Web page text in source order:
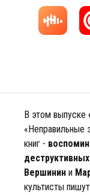
В этом выпуске
«Неправильные
книг -
Вершинин и
культисты